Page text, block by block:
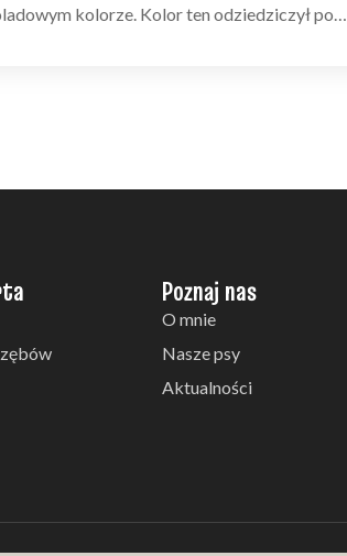
kolorze. Kolor ten odziedziczył po…
Poznaj nas
O mnie
Nasze psy
Aktualności